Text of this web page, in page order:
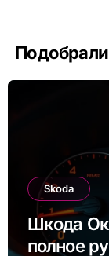
Skoda
Шкода
полное